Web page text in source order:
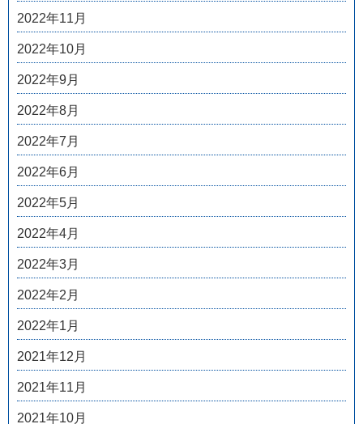
2022年11月
2022年10月
2022年9月
2022年8月
2022年7月
2022年6月
2022年5月
2022年4月
2022年3月
2022年2月
2022年1月
2021年12月
2021年11月
2021年10月